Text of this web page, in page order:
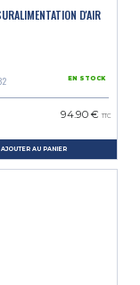
D'AIR
EN STOCK
94.90 € TTC
AJOUTER AU PANIER